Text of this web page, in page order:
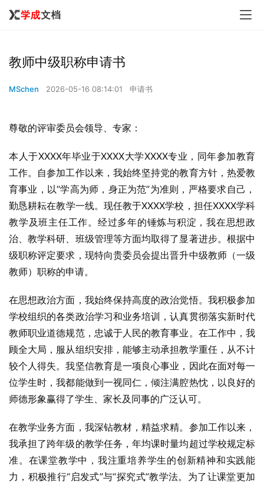
教师中级职称申请书
MSchen 2026-05-16 08:14:01 申请书
尊敬的评审委员会领导、专家：
本人于XXXX年毕业于XXXX大学XXXX专业，同年参加教育
工作。自参加工作以来，我始终坚持党的教育方针，热爱教
育事业，以“学高为师，身正为范”为准则，严格要求自己，
勤恳耕耘在教学一线。现任教于XXXX学校，担任XXXX学科
教学及班主任工作。经过多年的锤炼与积淀，我在思想政
治、教学科研、班级管理等方面均取得了显著进步。根据中
级职称评定要求，现特向贵委员会提出晋升中级教师（一级
教师）职称的申请。
在思想政治方面，我始终保持高度的政治觉悟。我积极参加
学校组织的各类政治学习和业务培训，认真贯彻落实新时代
教师职业道德规范，忠诚于人民的教育事业。在工作中，我
顾全大局，服从组织安排，能够主动承担教学重任，从不计
较个人得失。我坚信教育是一项良心事业，因此在面对每一
位学生时，我都能做到一视同仁，倾注满腔热忱，以良好的
师德形象赢得了学生、家长及同事的广泛认可。
在教学业务方面，我深钻教材，精益求精。参加工作以来，
我承担了跨年级的教学任务，年均课时量均超过学校规定标
准。在课堂教学中，我注重培养学生的创新精神和实践能
力，积极推行“启发式”与“探究式”教学法。为了让课堂更加